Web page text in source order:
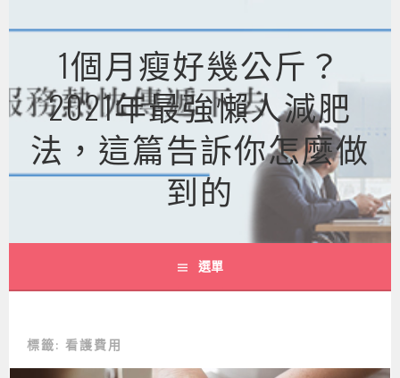
至
內
容
1個月瘦好幾公斤？
2021年最強懶人減肥
法，這篇告訴你怎麼做
到的
選單
標籤:看護費用